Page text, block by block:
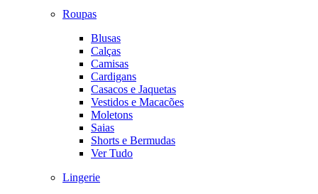
Roupas
Blusas
Calças
Camisas
Cardigans
Casacos e Jaquetas
Vestidos e Macacões
Moletons
Saias
Shorts e Bermudas
Ver Tudo
Lingerie